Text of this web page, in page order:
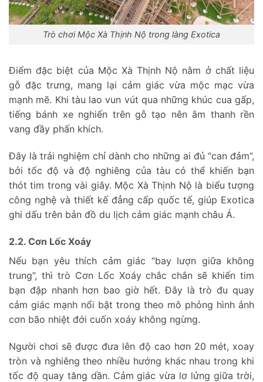
Trò chơi Mộc Xà Thịnh Nộ trong làng Exotica
Điểm đặc biệt của Mộc Xà Thịnh Nộ nằm ở chất liệu
gỗ đặc trưng, mang lại cảm giác vừa mộc mạc vừa
mạnh mẽ. Khi tàu lao vun vút qua những khúc cua gấp,
tiếng bánh xe nghiến trên gỗ tạo nên âm thanh rền
vang đầy phấn khích.
Đây là trải nghiệm chỉ dành cho những ai đủ “can đảm”,
bởi tốc độ và độ nghiêng của tàu có thể khiến bạn
thót tim trong vài giây. Mộc Xà Thịnh Nộ là biểu tượng
công nghệ và thiết kế đẳng cấp quốc tế, giúp Exotica
ghi dấu trên bản đồ du lịch cảm giác mạnh châu Á.
2.2. Cơn Lốc Xoáy
Nếu bạn yêu thích cảm giác “bay lượn giữa không
trung”, thì trò Cơn Lốc Xoáy chắc chắn sẽ khiến tim
bạn đập nhanh hơn bao giờ hết. Đây là trò đu quay
cảm giác mạnh nổi bật trong theo mô phỏng hình ảnh
cơn bão nhiệt đới cuốn xoáy không ngừng.
Người chơi sẽ được đưa lên độ cao hơn 20 mét, xoay
tròn và nghiêng theo nhiều hướng khác nhau trong khi
tốc độ quay tăng dần. Cảm giác vừa lơ lửng giữa trời,